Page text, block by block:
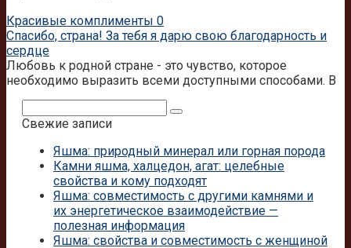
Красивые комплименты 0
Спасибо, страна! За тебя я дарю свою благодарность и
сердце
Любовь к родной стране - это чувство, которое
необходимо выразить всеми доступными способами. В
Свежие записи
Яшма: природный минерал или горная порода
Камни яшма, халцедон, агат: целебные
свойства и кому подходят
Яшма: совместимость с другими камнями и
их энергетическое взаимодействие —
полезная информация
Яшма: свойства и совместимость с женщиной